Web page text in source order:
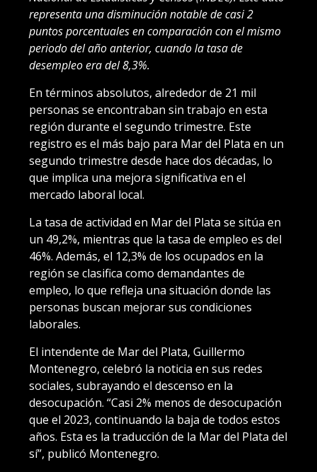
representa una disminución notable de casi 2
puntos porcentuales en comparación con el mismo
periodo del año anterior, cuando la tasa de
desempleo era del 8,3%.
En términos absolutos, alrededor de 21 mil
personas se encontraban sin trabajo en esta
región durante el segundo trimestre. Este
registro es el más bajo para Mar del Plata en un
segundo trimestre desde hace dos décadas, lo
que implica una mejora significativa en el
mercado laboral local.
La tasa de actividad en Mar del Plata se sitúa en
un 49,2%, mientras que la tasa de empleo es del
46%. Además, el 12,3% de los ocupados en la
región se clasifica como demandantes de
empleo, lo que refleja una situación donde las
personas buscan mejorar sus condiciones
laborales.
El intendente de Mar del Plata, Guillermo
Montenegro, celebró la noticia en sus redes
sociales, subrayando el descenso en la
desocupación. “Casi 2% menos de desocupación
que el 2023, continuando la baja de todos estos
años. Esta es la traducción de la Mar del Plata del
sí”, publicó Montenegro.